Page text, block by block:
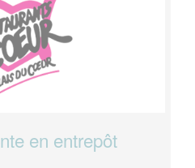
en entrepôt